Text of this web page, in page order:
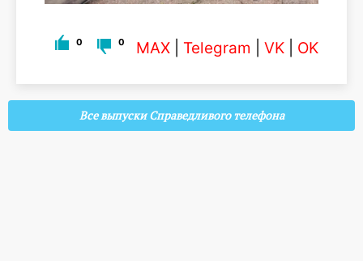
0 0 MAX Telegram VK OK
Все выпуски Справедливого телефона